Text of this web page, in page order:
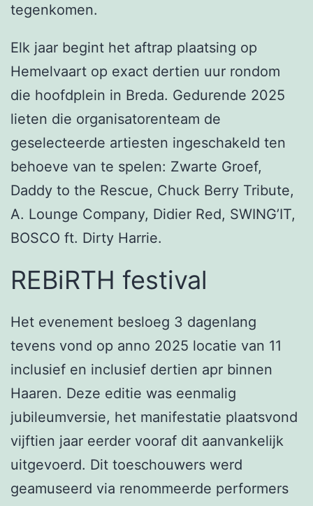
tegenkomen.
Elk jaar begint het aftrap plaatsing op
Hemelvaart op exact dertien uur rondom
die hoofdplein in Breda. Gedurende 2025
lieten die organisatorenteam de
geselecteerde artiesten ingeschakeld ten
behoeve van te spelen: Zwarte Groef,
Daddy to the Rescue, Chuck Berry Tribute,
A. Lounge Company, Didier Red, SWING’IT,
BOSCO ft. Dirty Harrie.
REBiRTH festival
Het evenement besloeg 3 dagenlang
tevens vond op anno 2025 locatie van 11
inclusief en inclusief dertien apr binnen
Haaren. Deze editie was eenmalig
jubileumversie, het manifestatie plaatsvond
vijftien jaar eerder vooraf dit aanvankelijk
uitgevoerd. Dit toeschouwers werd
geamuseerd via renommeerde performers